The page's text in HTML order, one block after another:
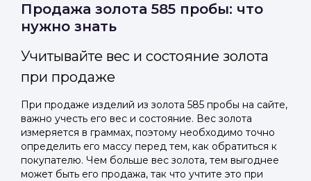
Продажа золота 585 пробы: что
нужно знать
Учитывайте вес и состояние золота
при продаже
При продаже изделий из золота 585 пробы на сайте,
важно учесть его вес и состояние. Вес золота
измеряется в граммах, поэтому необходимо точно
определить его массу перед тем, как обратиться к
покупателю. Чем больше вес золота, тем выгоднее
может быть его продажа, так что учтите это при